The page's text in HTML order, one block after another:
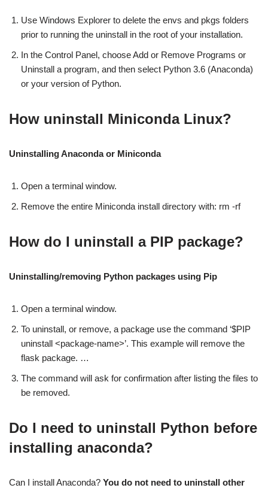
Use Windows Explorer to delete the envs and pkgs folders
prior to running the uninstall in the root of your installation.
In the Control Panel, choose Add or Remove Programs or
Uninstall a program, and then select Python 3.6 (Anaconda)
or your version of Python.
How uninstall Miniconda Linux?
Uninstalling Anaconda or Miniconda
Open a terminal window.
Remove the entire Miniconda install directory with: rm -rf
How do I uninstall a PIP package?
Uninstalling/removing Python packages using Pip
Open a terminal window.
To uninstall, or remove, a package use the command ‘$PIP
uninstall <package-name>’. This example will remove the
flask package. …
The command will ask for confirmation after listing the files to
be removed.
Do I need to uninstall Python before
installing anaconda?
Can I install Anaconda? You do not need to uninstall other